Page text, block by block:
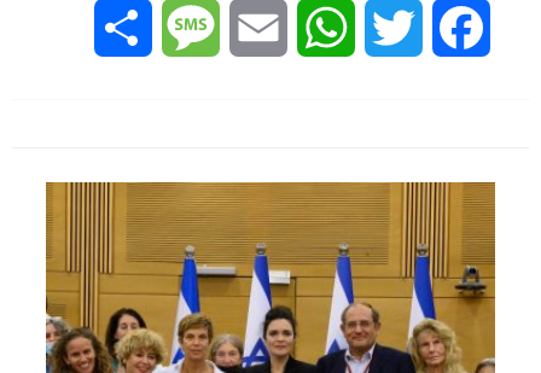
Facebook
Twitter
WhatsApp
Email
Message